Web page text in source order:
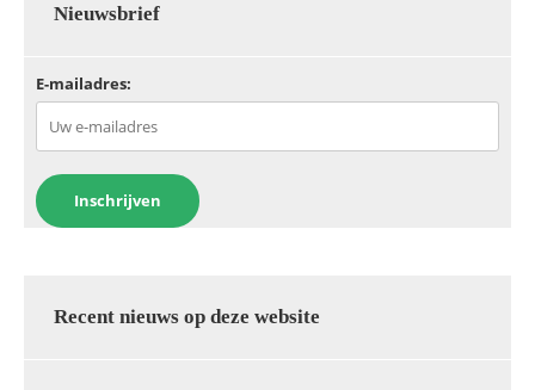
Nieuwsbrief
E-mailadres:
Recent nieuws op deze website